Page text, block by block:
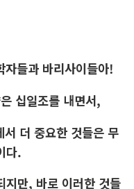
들과 바리사이들아!
십일조를 내면서,
더 중요한 것들은 무
다.
지만, 바로 이러한 것들